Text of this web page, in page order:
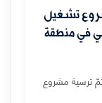
تشغيل
في منطقة
تمّ ترسية مشروع